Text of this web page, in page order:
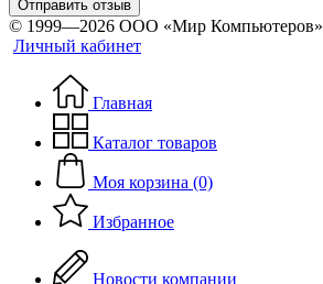
Отправить отзыв
© 1999—2026 ООО «Мир Компьютеров»
Личный кабинет
Главная
Каталог товаров
Моя корзина (0)
Избранное
Новости компании